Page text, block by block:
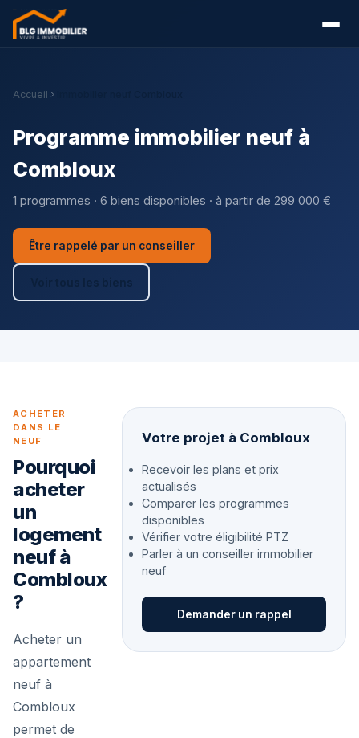
Accueil
Programme immobilier neuf à
Combloux
1 programmes · 6 biens disponibles · à partir de 299 000 €
Être rappelé par un conseiller
Voir tous les biens
ACHETER
DANS LE
NEUF
Pourquoi
acheter
un
logement
neuf à
Combloux
?
Acheter un
appartement
neuf à
Combloux
permet de
Votre projet à Combloux
Recevoir les plans et prix
actualisés
Comparer les programmes
disponibles
Vérifier votre éligibilité PTZ
Parler à un conseiller immobilier
neuf
Demander un rappel